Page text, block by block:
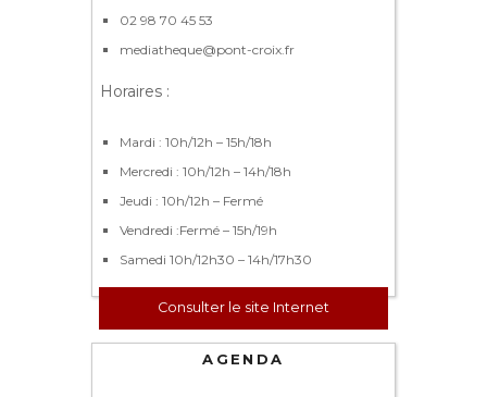
02 98 70 45 53
mediatheque@pont-croix.fr
Horaires :
Mardi : 10h/12h – 15h/18h
Mercredi : 10h/12h – 14h/18h
Jeudi : 10h/12h – Fermé
Vendredi :Fermé – 15h/19h
Samedi 10h/12h30 – 14h/17h30
Consulter le site Internet
AGENDA